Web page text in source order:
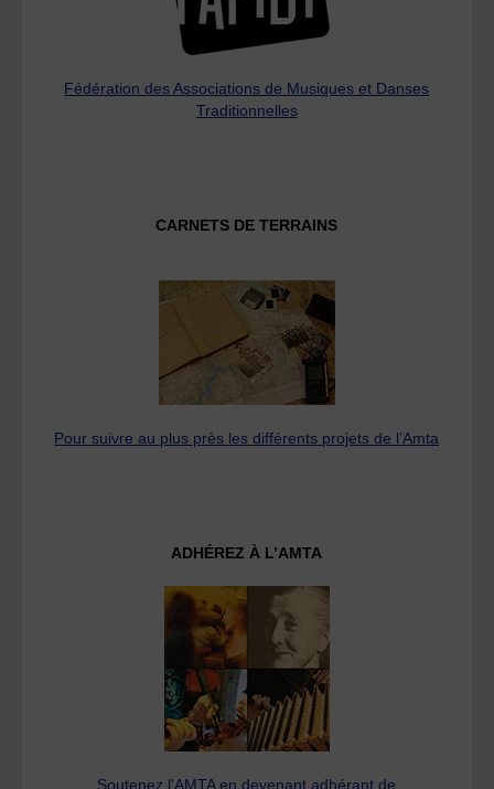
Fédération des Associations de Musiques et Danses
Traditionnelles
CARNETS DE TERRAINS
Pour suivre au plus près les différents projets de l’Amta
ADHÉREZ À L’AMTA
Soutenez l'AMTA en devenant adhérant de